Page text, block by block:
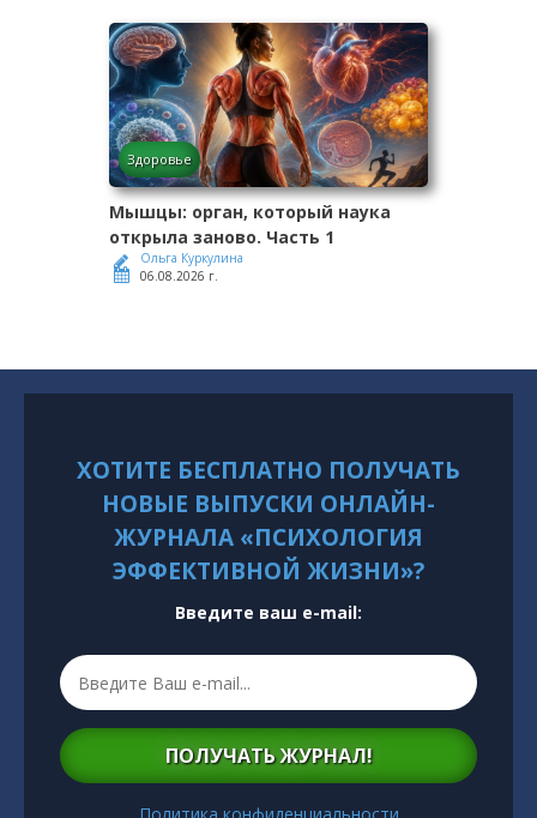
Здоровье
Мышцы: орган, который наука
открыла заново. Часть 1
Ольга Куркулина
06.08.2026 г.
ХОТИТЕ БЕСПЛАТНО ПОЛУЧАТЬ
НОВЫЕ ВЫПУСКИ ОНЛАЙН-
ЖУРНАЛА «ПСИХОЛОГИЯ
ЭФФЕКТИВНОЙ ЖИЗНИ»?
Введите ваш e-mail:
ПОЛУЧАТЬ ЖУРНАЛ!